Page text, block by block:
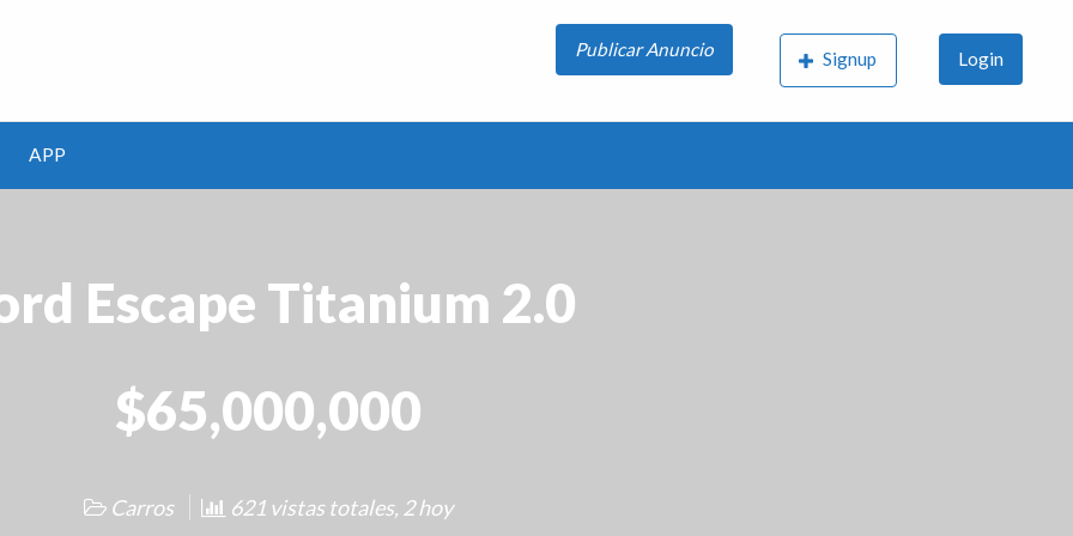
Publicar Anuncio Signup Login
APP
Escape Titanium 2.0
$65,000,000
Carros 621 vistas totales, 2 hoy